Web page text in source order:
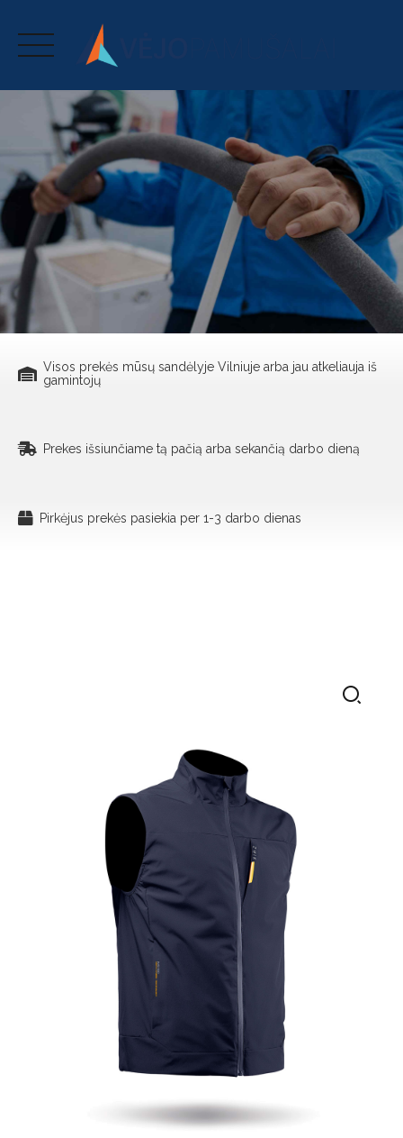
Visos prekės mūsų sandėlyje Vilniuje arba jau atkeliauja iš
gamintojų
Prekes išsiunčiame tą pačią arba sekančią darbo dieną
Pirkėjus prekės pasiekia per 1-3 darbo dienas